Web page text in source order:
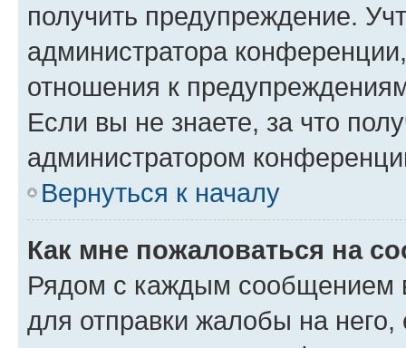
получить предупреждение.
администратора
отношения к
Если вы не знаете, за что
администратором
Вернуться к началу
Как мне пожаловаться на
Рядом с каждым сообщением
для отправки жалобы на